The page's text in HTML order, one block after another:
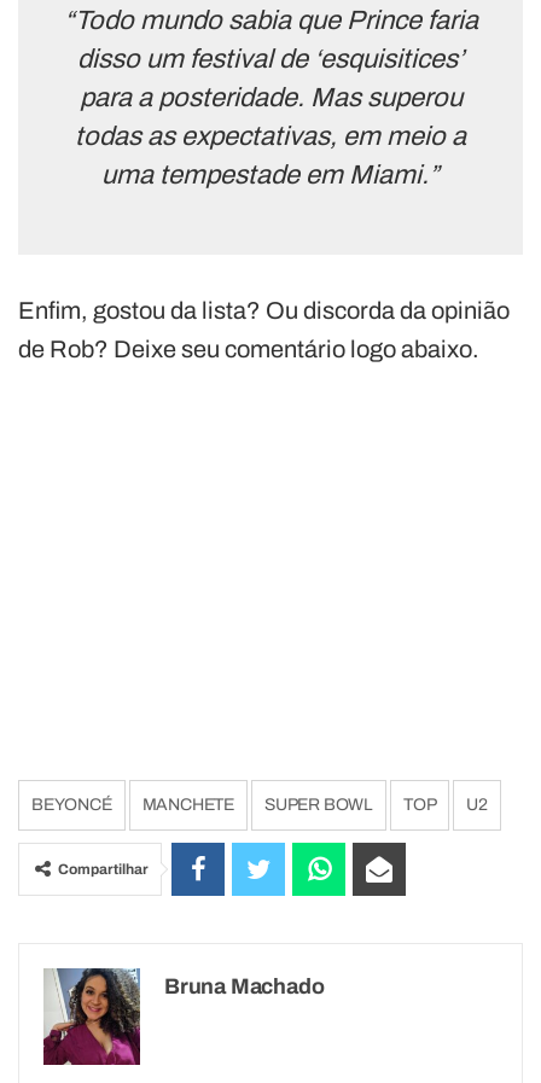
“Todo mundo sabia que Prince faria
disso um festival de ‘esquisitices’
para a posteridade. Mas superou
todas as expectativas, em meio a
uma tempestade em Miami.”
Enfim, gostou da lista? Ou discorda da opinião
de Rob? Deixe seu comentário logo abaixo.
BEYONCÉ MANCHETE SUPER BOWL TOP U2
Compartilhar
Bruna Machado